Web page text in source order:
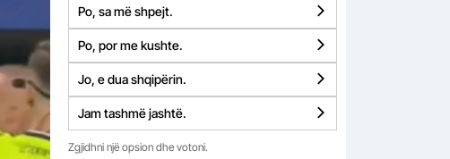
Po, sa më shpejt.
Po, por me kushte.
Jo, e dua shqipërin.
Jam tashmë jashtë.
Zgjidhni një opsion dhe votoni.